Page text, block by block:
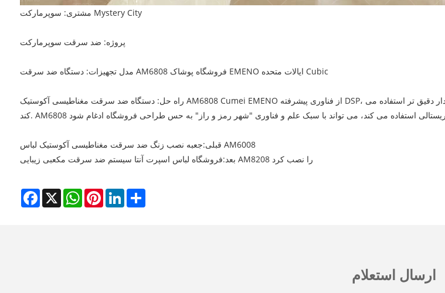
مشتری: سوپرمارکت Mystery City
پروژه: ضد سرقت سوپرمارکت
مدل تجهیزات: دستگاه ضد سرقت AM6808 فروشگاه پوشاک EMENO ایالات متحده Cubic
راه حل: دستگاه ضد سرقت مغناطیسی آکوستیک AM6808 Cumei EMENO از فناوری پیشرفته DSP، با عملکرد خودآزمایی کامل دیجیتال، سازگاری محیطی قوی، حساسیت بالا، پاسخ سریع و هشدار دقیق تر استفاده می
قبلی: جعبه نصب زنگ ضد سرقت مغناطیسی آکوستیک لباس AM6008
بعد:
فروشگاه لباس اسپرت آنتا سیستم ضد سرقت مکعبی زیبایی AM8208 را نصب کرد
Facebook
X WhatsAppPinterestLinkedInShare
ارسال استعلام